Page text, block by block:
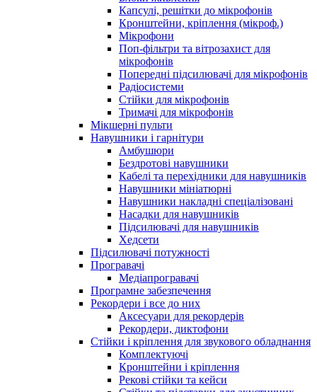
Капсулі, решітки до мікрофонів
Кронштейни, кріплення (мікроф.)
Мікрофони
Поп-фільтри та вітрозахист для
мікрофонів
Попередні підсилювачі для мікрофонів
Радіосистеми
Стійки для мікрофонів
Тримачі для мікрофонів
Мікшерні пульти
Навушники і гарнітури
Амбушюри
Бездротові навушники
Кабелі та перехідники для навушників
Навушники мініатюрні
Навушники накладні спеціалізовані
Насадки для навушників
Підсилювачі для навушників
Хедсети
Підсилювачі потужності
Програвачі
Медіапрогравачі
Програмне забезпечення
Рекордери і все до них
Аксесуари для рекордерів
Рекордери, диктофони
Стійки і кріплення для звукового обладнання
Комплектуючі
Кронштейни і кріплення
Рекові стійки та кейси